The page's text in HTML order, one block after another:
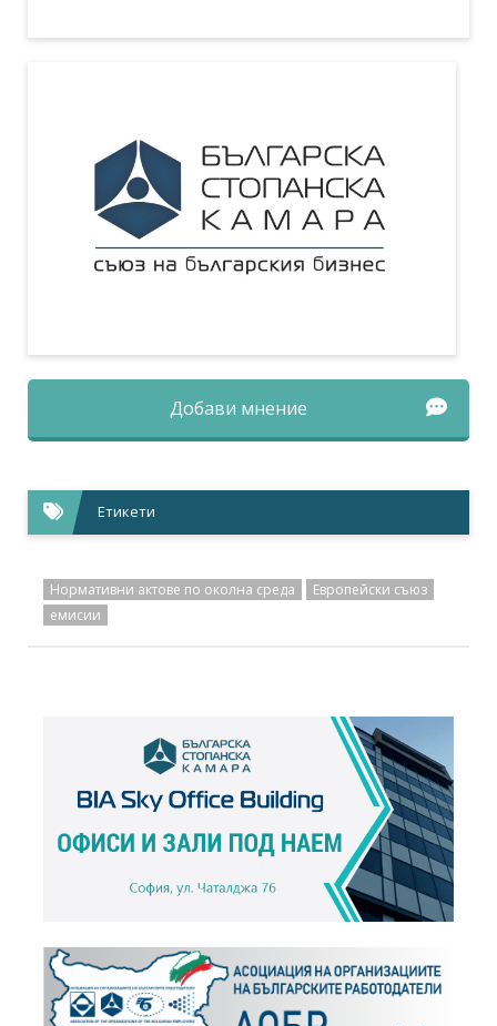
Добави мнение
Етикети
Нормативни актове по околна среда
Европейски съюз
емисии